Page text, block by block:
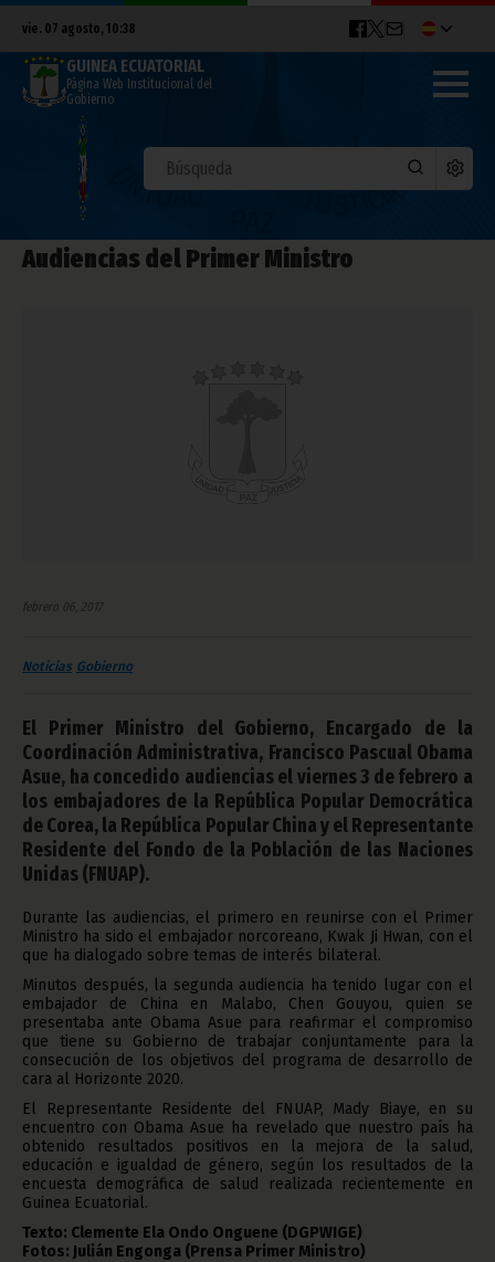
vie. 07 agosto, 10:38
GUINEA ECUATORIAL
Página Web Institucional del
Gobierno
Audiencias del Primer Ministro
febrero 06, 2017
Noticias Gobierno
El Primer Ministro del Gobierno, Encargado de la
Coordinación Administrativa, Francisco Pascual Obama
Asue, ha concedido audiencias el viernes 3 de febrero a
los embajadores de la República Popular Democrática
de Corea, la República Popular China y el Representante
Residente del Fondo de la Población de las Naciones
Unidas (FNUAP).
Durante las audiencias, el primero en reunirse con el Primer
Ministro ha sido el embajador norcoreano, Kwak Ji Hwan, con el
que ha dialogado sobre temas de interés bilateral.
Minutos después, la segunda audiencia ha tenido lugar con el
embajador de China en Malabo, Chen Gouyou, quien se
presentaba ante Obama Asue para reafirmar el compromiso
que tiene su Gobierno de trabajar conjuntamente para la
consecución de los objetivos del programa de desarrollo de
cara al Horizonte 2020.
El Representante Residente del FNUAP, Mady Biaye, en su
encuentro con Obama Asue ha revelado que nuestro país ha
obtenido resultados positivos en la mejora de la salud,
educación e igualdad de género, según los resultados de la
encuesta demográfica de salud realizada recientemente en
Guinea Ecuatorial.
Texto: Clemente Ela Ondo Onguene (DGPWIGE)
Fotos: Julián Engonga (Prensa Primer Ministro)